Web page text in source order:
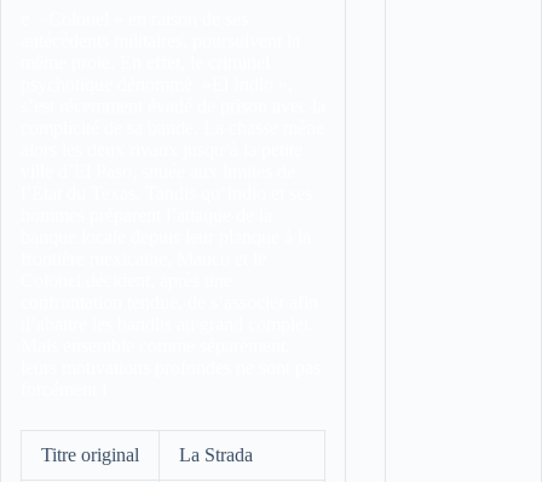
Titre original La Strada